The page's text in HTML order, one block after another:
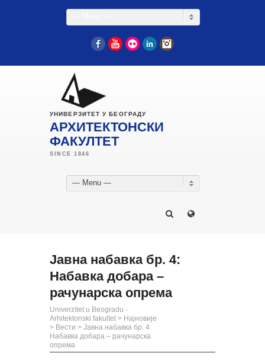
FacebookYouTube
Flickr LinkedIn
УНИВЕРЗИТЕТ У БЕОГРАДУ
АРХИТЕКТОНСКИ
ФАКУЛТЕТ
— Menu —
Јавна набавка бр. 4:
Набавка добара –
рачунарска опрема
Univerzitet u Beogradu -
Arhitektonski fakultet > Најновије
> Вести > Јавна набавка бр. 4:
Набавка добара – рачунарска
опрема